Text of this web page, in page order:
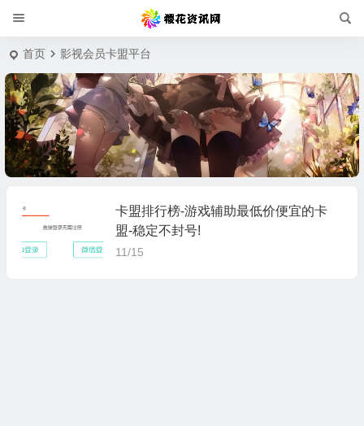
首页 影视会员卡盟平台
卡盟排行榜-游戏辅助最低价便宜的卡
盟-稳定不封号!
11/15